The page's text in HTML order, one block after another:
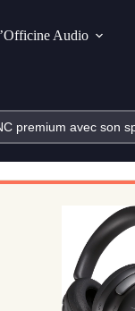
Audio